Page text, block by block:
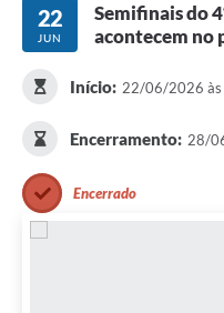
22
JUN
Semifinais do
acontecem no
Início: 22/06/2026 às
Encerramento: 28/
Encerrado